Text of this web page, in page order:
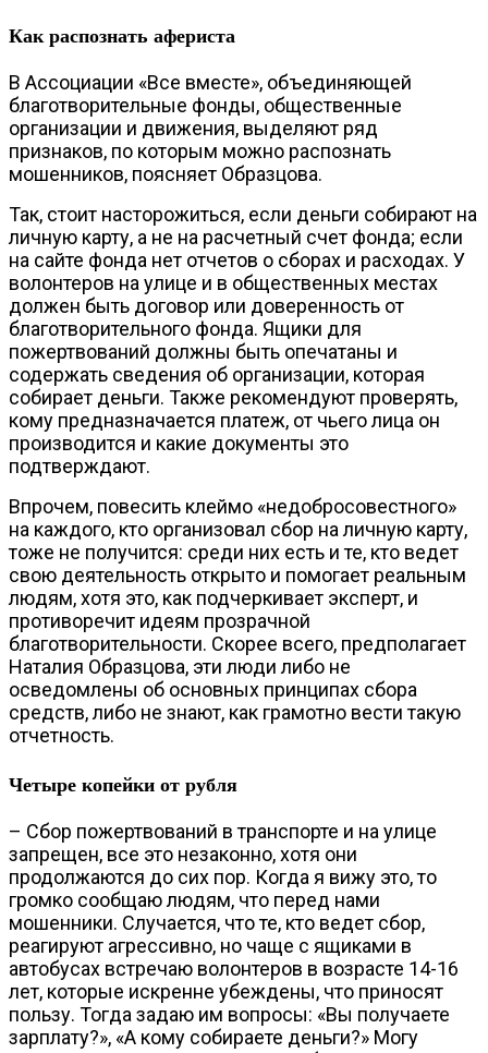
Как распознать афериста
В Ассоциации «Все вместе», объединяющей
благотворительные фонды, общественные
организации и движения, выделяют ряд
признаков, по которым можно распознать
мошенников, поясняет Образцова.
Так, стоит насторожиться, если деньги собирают на
личную карту, а не на расчетный счет фонда; если
на сайте фонда нет отчетов о сборах и расходах. У
волонтеров на улице и в общественных местах
должен быть договор или доверенность от
благотворительного фонда. Ящики для
пожертвований должны быть опечатаны и
содержать сведения об организации, которая
собирает деньги. Также рекомендуют проверять,
кому предназначается платеж, от чьего лица он
производится и какие документы это
подтверждают.
Впрочем, повесить клеймо «недобросовестного»
на каждого, кто организовал сбор на личную карту,
тоже не получится: среди них есть и те, кто ведет
свою деятельность открыто и помогает реальным
людям, хотя это, как подчеркивает эксперт, и
противоречит идеям прозрачной
благотворительности. Скорее всего, предполагает
Наталия Образцова, эти люди либо не
осведомлены об основных принципах сбора
средств, либо не знают, как грамотно вести такую
отчетность.
Четыре копейки от рубля
– Сбор пожертвований в транспорте и на улице
запрещен, все это незаконно, хотя они
продолжаются до сих пор. Когда я вижу это, то
громко сообщаю людям, что перед нами
мошенники. Случается, что те, кто ведет сбор,
реагируют агрессивно, но чаще с ящиками в
автобусах встречаю волонтеров в возрасте 14-16
лет, которые искренне убеждены, что приносят
пользу. Тогда задаю им вопросы: «Вы получаете
зарплату?», «А кому собираете деньги?» Могу